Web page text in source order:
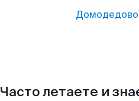
Домодедово
Часто летаете и